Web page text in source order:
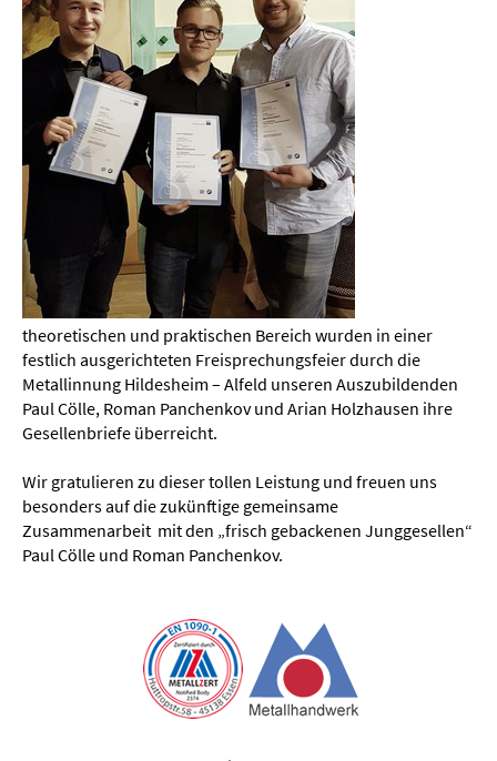
theoretischen und praktischen Bereich wurden in einer
festlich ausgerichteten Freisprechungsfeier durch die
Metallinnung Hildesheim – Alfeld unseren Auszubildenden
Paul Cölle, Roman Panchenkov und Arian Holzhausen ihre
Gesellenbriefe überreicht.
Wir gratulieren zu dieser tollen Leistung und freuen uns
besonders auf die zukünftige gemeinsame
Zusammenarbeit mit den „frisch gebackenen Junggesellen“
Paul Cölle und Roman Panchenkov.